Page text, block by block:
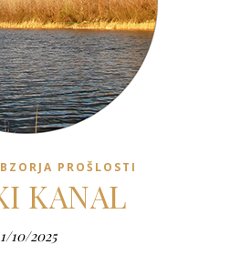
PROŠLOSTI
KANAL
10/2025